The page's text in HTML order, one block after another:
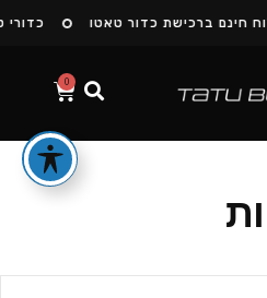
חינם ברכישת כדור טאטו כדורי
0